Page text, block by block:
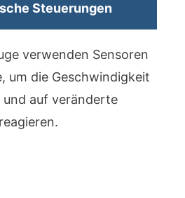
Steuerungen
verwenden Sensoren
um die Geschwindigkeit
und auf veränderte